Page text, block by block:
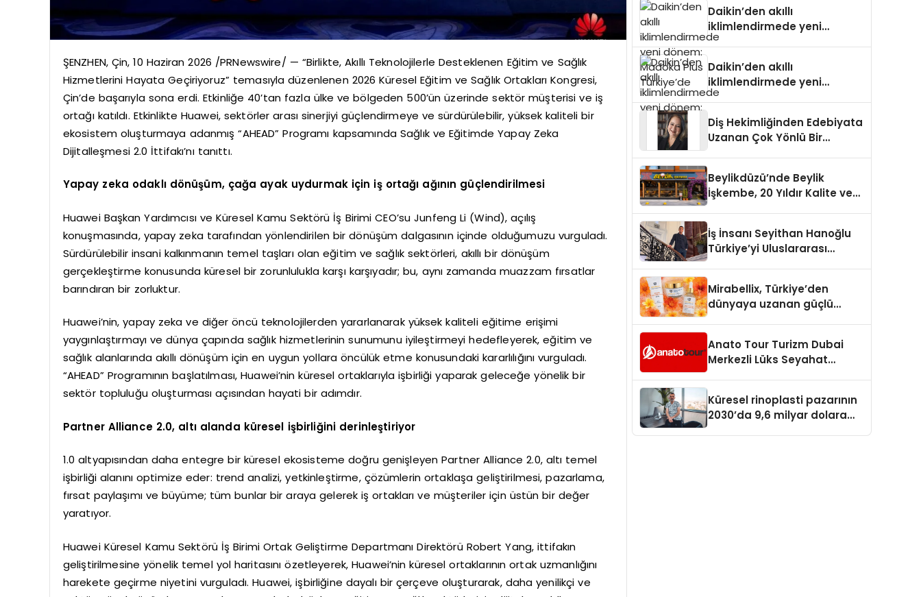
ŞENZHEN, Çin, 10 Haziran 2026 /PRNewswire/ — “Birlikte, Akıllı Teknolojilerle Desteklenen Eğitim ve Sağlık
Hizmetlerini Hayata Geçiriyoruz” temasıyla düzenlenen 2026 Küresel Eğitim ve Sağlık Ortakları Kongresi,
Çin’de başarıyla sona erdi. Etkinliğe 40’tan fazla ülke ve bölgeden 500’ün üzerinde sektör müşterisi ve iş
ortağı katıldı. Etkinlikte Huawei, sektörler arası sinerjiyi güçlendirmeye ve sürdürülebilir, yüksek kaliteli bir
ekosistem oluşturmaya adanmış “AHEAD” Programı kapsamında Sağlık ve Eğitimde Yapay Zeka
Dijitalleşmesi 2.0 İttifakı’nı tanıttı.
Yapay zeka odaklı dönüşüm, çağa ayak uydurmak için iş ortağı ağının güçlendirilmesi
Huawei Başkan Yardımcısı ve Küresel Kamu Sektörü İş Birimi CEO’su Junfeng Li (Wind), açılış
konuşmasında, yapay zeka tarafından yönlendirilen bir dönüşüm dalgasının içinde olduğumuzu vurguladı.
Sürdürülebilir insani kalkınmanın temel taşları olan eğitim ve sağlık sektörleri, akıllı bir dönüşüm
gerçekleştirme konusunda küresel bir zorunlulukla karşı karşıyadır; bu, aynı zamanda muazzam fırsatlar
barındıran bir zorluktur.
Huawei’nin, yapay zeka ve diğer öncü teknolojilerden yararlanarak yüksek kaliteli eğitime erişimi
yaygınlaştırmayı ve dünya çapında sağlık hizmetlerinin sunumunu iyileştirmeyi hedefleyerek, eğitim ve
sağlık alanlarında akıllı dönüşüm için en uygun yollara öncülük etme konusundaki kararlılığını vurguladı.
“AHEAD” Programının başlatılması, Huawei’nin küresel ortaklarıyla işbirliği yaparak geleceğe yönelik bir
sektör topluluğu oluşturması açısından hayati bir adımdır.
Partner Alliance 2.0, altı alanda küresel işbirliğini derinleştiriyor
1.0 altyapısından daha entegre bir küresel ekosisteme doğru genişleyen Partner Alliance 2.0, altı temel
işbirliği alanını optimize eder: trend analizi, yetkinleştirme, çözümlerin ortaklaşa geliştirilmesi, pazarlama,
fırsat paylaşımı ve büyüme; tüm bunlar bir araya gelerek iş ortakları ve müşteriler için üstün bir değer
yaratıyor.
Huawei Küresel Kamu Sektörü İş Birimi Ortak Geliştirme Departmanı Direktörü Robert Yang, ittifakın
geliştirilmesine yönelik temel yol haritasını özetleyerek, Huawei’nin küresel ortaklarının ortak uzmanlığını
harekete geçirme niyetini vurguladı. Huawei, işbirliğine dayalı bir çerçeve oluşturarak, daha yenilikçi ve
Daikin’den akıllı
iklimlendirmede yeni
dönem: Madoka Plus
Daikin’den akıllı
iklimlendirmede yeni
dönem: Madoka Plus
Diş Hekimliğinden Edebiyata
Uzanan Çok Yönlü Bir
Beylikdüzü’nde Beylik
İşkembe, 20 Yıldır Kalite ve
İş İnsanı Seyithan Hanoğlu
Türkiye’yi Uluslararası
Mirabellix, Türkiye’den
dünyaya uzanan güçlü
Anato Tour Turizm Dubai
Merkezli Lüks Seyahat
Küresel rinoplasti pazarının
2030’da 9,6 milyar dolara